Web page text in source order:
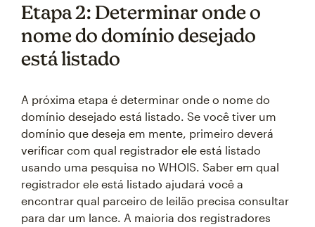
Etapa 2: Determinar onde o
nome do domínio desejado
está listado
A próxima etapa é determinar onde o nome do
domínio desejado está listado. Se você tiver um
domínio que deseja em mente, primeiro deverá
verificar com qual registrador ele está listado
usando uma pesquisa no WHOIS. Saber em qual
registrador ele está listado ajudará você a
encontrar qual parceiro de leilão precisa consultar
para dar um lance. A maioria dos registradores